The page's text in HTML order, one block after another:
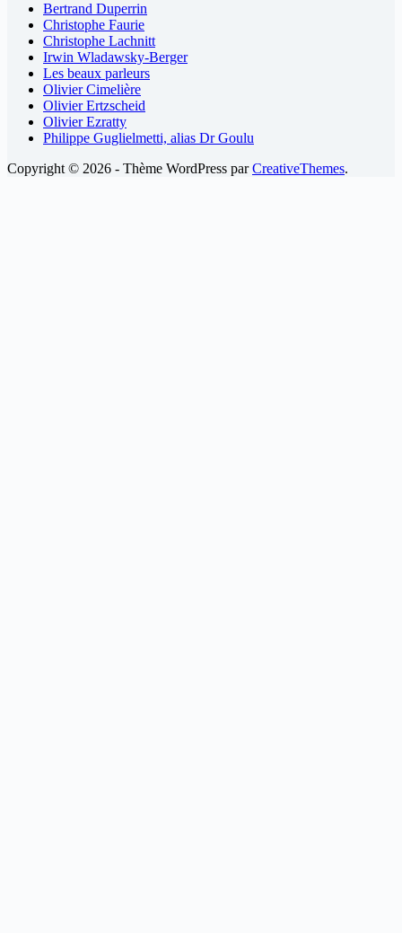
Bertrand Duperrin
Christophe Faurie
Christophe Lachnitt
Irwin Wladawsky-Berger
Les beaux parleurs
Olivier Cimelière
Olivier Ertzscheid
Olivier Ezratty
Philippe Guglielmetti, alias Dr Goulu
Copyright © 2026 - Thème WordPress parCreativeThemes.